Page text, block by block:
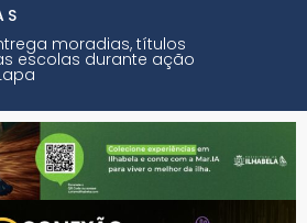
moradias, títulos
escolas durante ação